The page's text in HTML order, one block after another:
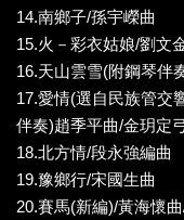
14.南鄉子/孫宇嶸曲
15.火－彩衣姑娘/劉文
16.天山雲雪(附鋼琴伴
17.愛情(選自民族管交
伴奏)趙季平曲/金玥定
18.北方情/段永強編曲
19.豫鄉行/宋國生曲
20.賽馬(新編)/黃海懷